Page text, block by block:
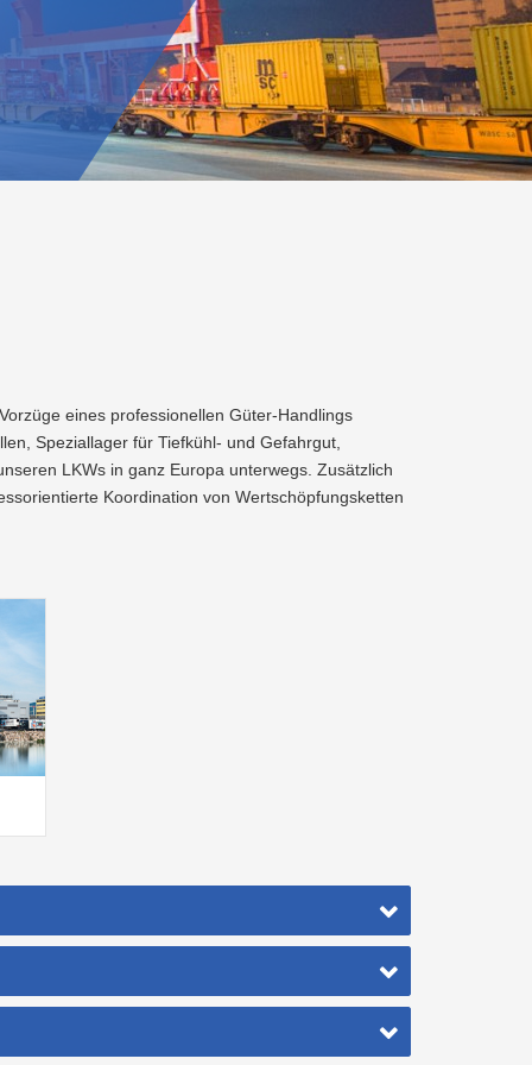
Recycling
Abfallberatung
Abfallvermeidung
Preise
&
Tarife
Wartung
und
Überprüfung
der
Gasanlage
Aktionen
&
Förderungen
Energieberatung
Planauskunft
Altstoffsammelzentren
SERVICE
GmbH
MANAGEMENTSERVICE
LINZ
GmbH
eines professionellen Güter-Handlings
Speziallager für Tiefkühl- und Gefahrgut,
LKWs in ganz Europa unterwegs. Zusätzlich
Koordination von Wertschöpfungsketten